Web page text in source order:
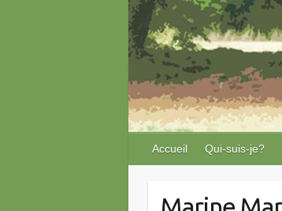
Accueil Qui-suis-je?